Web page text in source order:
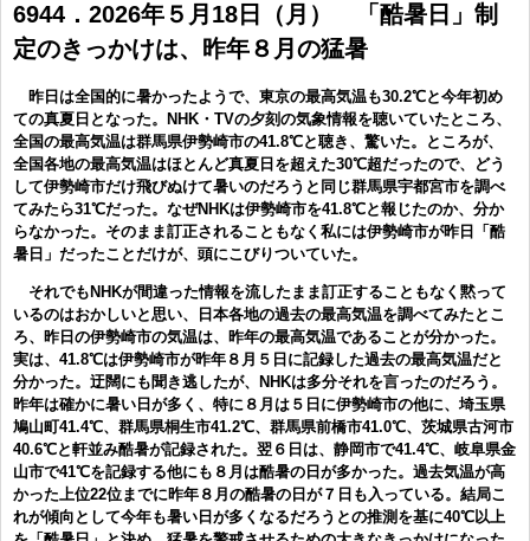
6944．2026年５月18日（月） 「酷暑日」制
定のきっかけは、昨年８月の猛暑
昨日は全国的に暑かったようで、東京の最高気温も30.2℃と今年初め
ての真夏日となった。NHK・TVの夕刻の気象情報を聴いていたところ、
全国の最高気温は群馬県伊勢崎市の41.8℃と聴き、驚いた。ところが、
全国各地の最高気温はほとんど真夏日を超えた30℃超だったので、どう
して伊勢崎市だけ飛びぬけて暑いのだろうと同じ群馬県宇都宮市を調べ
てみたら31℃だった。なぜNHKは伊勢崎市を41.8℃と報じたのか、分か
らなかった。そのまま訂正されることもなく私には伊勢崎市が昨日「酷
暑日」だったことだけが、頭にこびりついていた。
それでもNHKが間違った情報を流したまま訂正することもなく黙って
いるのはおかしいと思い、日本各地の過去の最高気温を調べてみたとこ
ろ、昨日の伊勢崎市の気温は、昨年の最高気温であることが分かった。
実は、41.8℃は伊勢崎市が昨年８月５日に記録した過去の最高気温だと
分かった。迂闊にも聞き逃したが、NHKは多分それを言ったのだろう。
昨年は確かに暑い日が多く、特に８月は５日に伊勢崎市の他に、埼玉県
鳩山町41.4℃、群馬県桐生市41.2℃、群馬県前橋市41.0℃、茨城県古河市
40.6℃と軒並み酷暑が記録された。翌６日は、静岡市で41.4℃、岐阜県金
山市で41℃を記録する他にも８月は酷暑の日が多かった。過去気温が高
かった上位22位までに昨年８月の酷暑の日が７日も入っている。結局こ
れが傾向として今年も暑い日が多くなるだろうとの推測を基に40℃以上